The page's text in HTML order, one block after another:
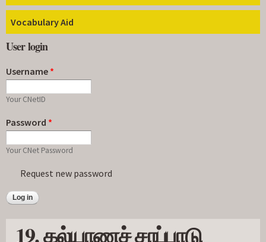
Vocabulary Aid
User login
Username *
Your CNetID
Password *
Your CNet Password
Request new password
19. கல்யாணச் சாப்பாடு